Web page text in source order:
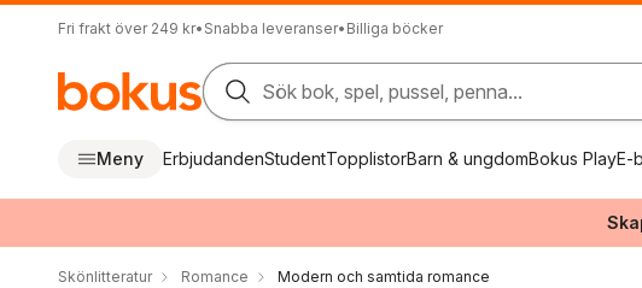
Fri frakt över 249 kr• Snabba leveranser• Billiga böcker
Sök bok, spel, pussel, penna...
Meny ErbjudandenStudentTopplistorBarn & ungdomBokus PlayE-
Skönlitteratur Romance Modern och samtida romance